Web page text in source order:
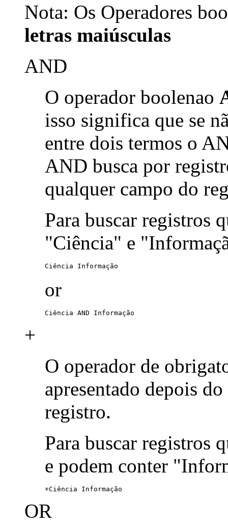
Nota: Os Operadores
letras maiúsculas
AND
O operador boolenao
isso significa que se
entre dois termos o
AND busca por
qualquer campo do
Para buscar registros
"Ciência" e
Ciência Informação
or
Ciência AND Informação
+
O operador de
apresentado depois
registro.
Para buscar registros
e podem conter
+Ciência Informação
OR